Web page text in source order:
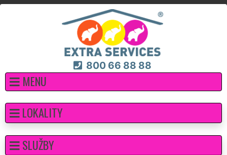
800 66 88 88
MENU
LOKALITY
SLUŽBY